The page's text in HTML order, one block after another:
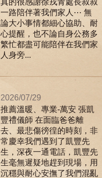
真的很感謝徐戎青處長叔叔
一路陪伴著我們家人⋯ 無
論大小事情都細心協助、耐
心提醒，也不論自身公務多
繁忙都盡可能陪伴在我們家
人身旁...
2026/07/29
推薦溫暖、專業-萬安 張凱
豐禮儀師 在面臨爸爸離
去、最悲傷徬徨的時刻，非
常慶幸我們遇到了凱豐先
生，深夜一通電話，凱豐先
生毫無遲疑地趕到現場，用
沉穩與耐心安撫了我們混亂